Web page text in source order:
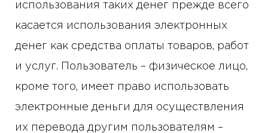
использования таких денег прежде всего
касается использования электронных
денег как средства оплаты товаров, работ
и услуг. Пользователь – физическое лицо,
кроме того, имеет право использовать
электронные деньги для осуществления
их перевода другим пользователям –